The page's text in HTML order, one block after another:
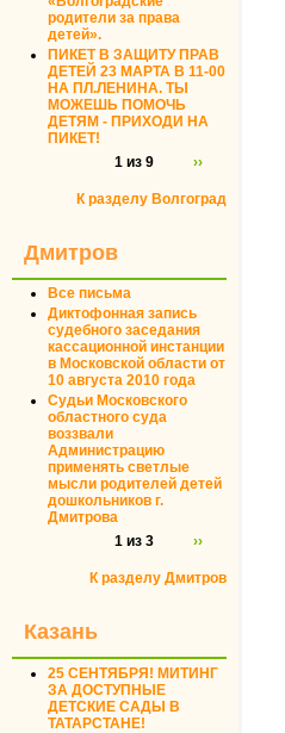
родители за права
детей».
ПИКЕТ В ЗАЩИТУ ПРАВ
ДЕТЕЙ 23 МАРТА В 11-00
НА ПЛ.ЛЕНИНА. ТЫ
МОЖЕШЬ ПОМОЧЬ
ДЕТЯМ - ПРИХОДИ НА
ПИКЕТ!
1 из 9
››
К разделу Волгоград
Дмитров
Все письма
Диктофонная запись
судебного заседания
кассационной инстанции
в Московской области от
10 августа 2010 года
Судьи Московского
областного суда
воззвали
Администрацию
применять светлые
мысли родителей детей
дошкольников г.
Дмитрова
1 из 3
››
К разделу Дмитров
Казань
25 СЕНТЯБРЯ! МИТИНГ
ЗА ДОСТУПНЫЕ
ДЕТСКИЕ САДЫ В
ТАТАРСТАНЕ!